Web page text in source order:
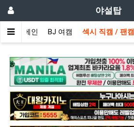
야설탑
메인 BJ 여캠 섹시 직캠 / 팬캠